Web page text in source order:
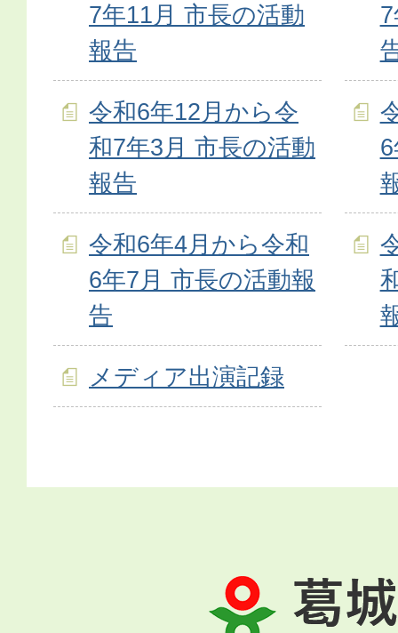
7年11月 市長の活動
報告
令和6年12月から令
和7年3月 市長の活動
報告
令和6年4月から令和
6年7月 市長の活動報
告
メディア出演記録
葛
城